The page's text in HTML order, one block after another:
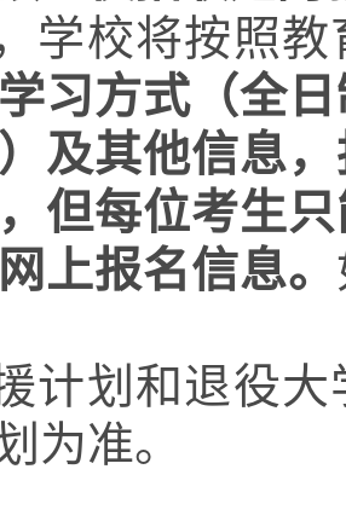
学校将按照
习方式（全
及其他信息
但每位考生
上报名信息。
计划和退役
为准。